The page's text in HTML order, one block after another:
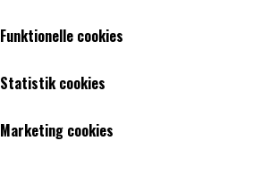
Viskosejersey -
0,00 kr.
Smukt print med blomster, fugle og
Funktionelle cookies
Statistik cookies
Marketing cookies